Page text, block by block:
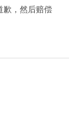
歉，然后赔偿